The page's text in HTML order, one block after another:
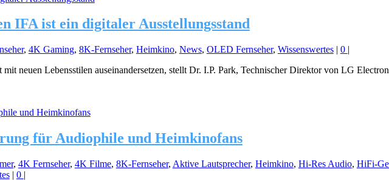
IFA ist ein digitaler Ausstellungsstand
, 4K Gaming, 8K-Fernseher, Heimkino, News, OLED Fernseher, Wissenswertes| 0 |
neuen Lebensstilen auseinandersetzen, stellt Dr. I.P. Park, Technischer Direktor von LG
für Audiophile und Heimkinofans
, 4K Fernseher, 4K Filme, 8K-Fernseher, Aktive Lautsprecher, Heimkino, Hi-Res Audio, HiFi-
| 0 |